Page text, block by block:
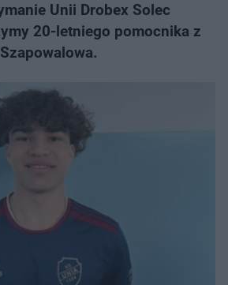
Unii Drobex Solec
20-letniego pomocnika z